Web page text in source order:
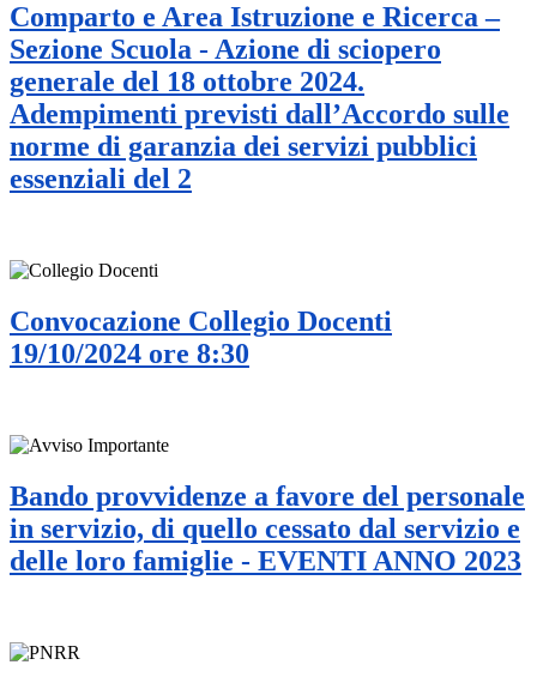
Comparto e Area Istruzione e Ricerca –
Sezione Scuola - Azione di sciopero
generale del 18 ottobre 2024.
Adempimenti previsti dall’Accordo sulle
norme di garanzia dei servizi pubblici
essenziali del 2
Convocazione Collegio Docenti
19/10/2024 ore 8:30
Bando provvidenze a favore del personale
in servizio, di quello cessato dal servizio e
delle loro famiglie - EVENTI ANNO 2023